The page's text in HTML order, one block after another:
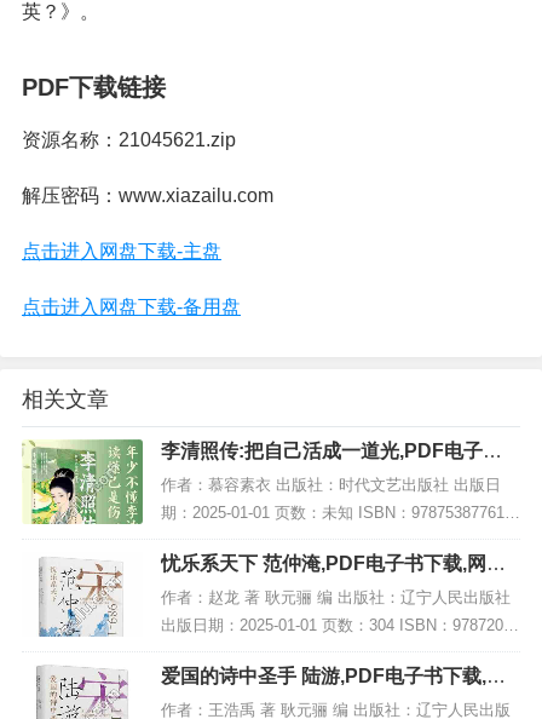
英？》。
PDF下载链接
资源名称：21045621.zip
解压密码：www.xiazailu.com
点击进入网盘下载-主盘
点击进入网盘下载-备用盘
相关文章
李清照传:把自己活成一道光,PDF电子书
网盘下载
作者：慕容素衣 出版社：时代文艺出版社 出版日
期：2025-01-01 页数：未知 ISBN：978753877619
5 电子书大小：208MB [高清扫描版PDF格式] 内容
简介 在文学史...
忧乐系天下 范仲淹,PDF电子书下载,网盘
资源
作者：赵龙 著 耿元骊 编 出版社：辽宁人民出版社
出版日期：2025-01-01 页数：304 ISBN：97872051
11489 电子书大小：234MB [高清扫描版PDF格式]
内容...
爱国的诗中圣手 陆游,PDF电子书下载,网
盘资源
作者：王浩禹 著 耿元骊 编 出版社：辽宁人民出版